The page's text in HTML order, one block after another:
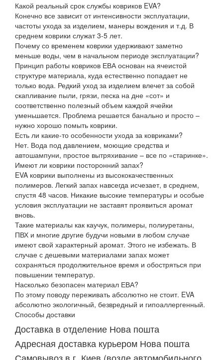
Какой реальный срок службы ковриков EVA?
Конечно все зависит от интенсивности эксплуатации,
частоты ухода за изделием, манеры вождения и т.д. В
среднем коврики служат 3-5 лет.
Почему со временем коврики удерживают заметно
меньше воды, чем в начальном периоде эксплуатации?
Принцип работы ковриков ЕВА основан на ячеистой
структуре материала, куда естественно попадает не
только вода. Редкий уход за изделием влечет за собой
скапливание пыли, грязи, песка на дне «сот» и
соответственно полезный объем каждой ячейки
уменьшается. Проблема решается банально и просто –
нужно хорошо помыть коврики.
Есть ли какие-то особенности ухода за ковриками?
Нет. Вода под давлением, моющие средства и
автошампуни, простое вытряхивание – все по «старинке».
Имеют ли коврики посторонний запах?
EVA коврики выполнены из высококачественных
полимеров. Легкий запах навсегда исчезает, в среднем,
спустя 48 часов. Никакие высокие температуры и особые
условия эксплуатации не заставят проявиться аромат
вновь.
Такие материалы как каучук, полимеры, полиуретаны,
ПВХ и многие другие будучи новыми в любом случае
имеют свой характерный аромат. Этого не избежать. В
случае с дешевыми материалами запах может
сохраняться продолжительное время и обостряться при
повышении температур.
Насколько безопасен материал ЕВА?
По этому поводу переживать абсолютно не стоит. EVA
абсолютно экологичный, безвредный и гипоаллергенный.
Способы доставки
Доставка в отделение Нова пошта
Адресная доставка курьером Нова пошта